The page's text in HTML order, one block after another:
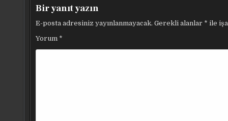
Bir yanıt yazın
E-posta adresiniz yayınlanmayacak. Gerekli alanlar * ile
Yorum *